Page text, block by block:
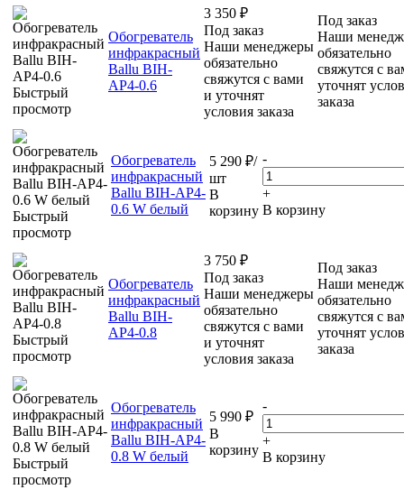
Быстрый
просмотр
Обогреватель
инфракрасный
Ballu BIH-
AP4-0.6
3 350 ₽
Под заказ
Наши менеджеры
обязательно
свяжутся с вами
и уточнят
условия заказа
Под заказ
Наши
обязательно
свяжутся с
уточнят
заказа
Быстрый
просмотр
Обогреватель
инфракрасный
Ballu BIH-AP4-
0.6 W белый
5 290 ₽/
шт
В
корзину
-
+
В корзину
Быстрый
просмотр
Обогреватель
инфракрасный
Ballu BIH-
AP4-0.8
3 750 ₽
Под заказ
Наши менеджеры
обязательно
свяжутся с вами
и уточнят
условия заказа
Под заказ
Наши
обязательно
свяжутся с
уточнят
заказа
Быстрый
просмотр
Обогреватель
инфракрасный
Ballu BIH-AP4-
0.8 W белый
5 990 ₽
В
корзину
-
+
В корзину